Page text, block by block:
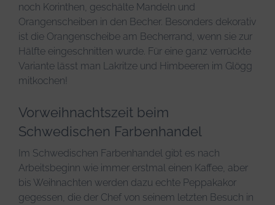
noch Korinthen, geschälte Mandeln und
Orangenscheiben in den Becher. Besonders dekorativ
ist die Orangenscheibe am Becherrand, wenn sie zur
Hälfte eingeschnitten wurde. Für eine ganz verrückte
Variante lässt man Lakritze und Himbeeren im Glögg
mitkochen!
Vorweihnachtszeit beim
Schwedischen Farbenhandel
Im Schwedischen Farbenhandel gibt es nach
Arbeitsbeginn wie immer erstmal einen Kaffee, aber
bis Weihnachten werden dazu echte Peppakakor
gegessen, die der Chef von seinem letzten Besuch in